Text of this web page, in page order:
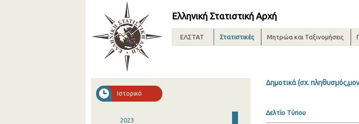
Ελληνική Στατιστική Αρχή
ΕΛΣΤΑΤ Στατιστικές Μητρώα και Ταξινομήσεις
Ιστορικό
2023
Δημοτικά (σχ.
Δελτίο Τύπου